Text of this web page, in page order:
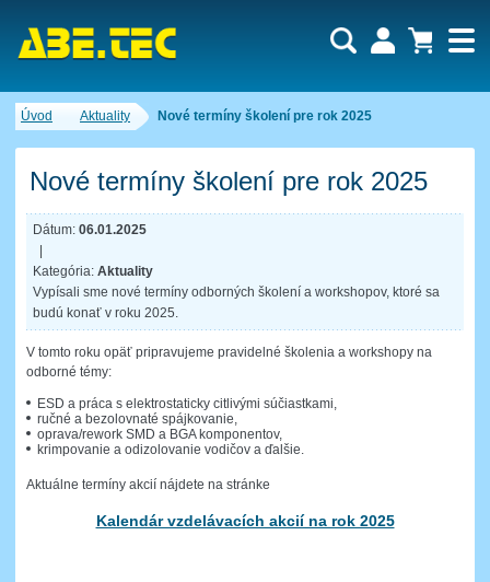
Úvod Aktuality Nové termíny školení pre rok 2025
Nové termíny školení pre rok 2025
Dátum: 06.01.2025
Kategória: Aktuality
Vypísali sme nové termíny odborných školení a workshopov, ktoré sa
budú konať v roku 2025.
V tomto roku opäť pripravujeme pravidelné školenia a workshopy na
odborné témy:
ESD a práca s elektrostaticky citlivými súčiastkami,
ručné a bezolovnaté spájkovanie,
oprava/rework SMD a BGA komponentov,
krimpovanie a odizolovanie vodičov a ďalšie.
Aktuálne termíny akcií nájdete na stránke
Kalendár vzdelávacích akcií na rok 2025
Dopytový košík je prázdny!